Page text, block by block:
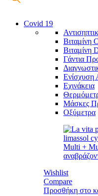
Covid 19
Βιταμίνη C
Βιταμίνη
Γάντια
Ενίσχυση
Εχινάκεια
Μάσκες
Οξύμετρα
Wishlist
Compare
Προσθήκη στο